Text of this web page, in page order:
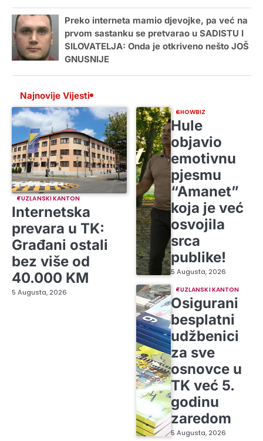
Preko interneta mamio djevojke, pa već na
prvom sastanku se pretvarao u SADISTU I
SILOVATELJA: Onda je otkriveno nešto JOŠ
GNUSNIJE
Najnovije Vijesti
TUZLANSKI KANTON
Internetska
prevara u TK:
Građani ostali
bez više od
40.000 KM
5 Augusta, 2026
SHOWBIZ
Hule
objavio
emotivnu
pjesmu
“Amanet”
koja je već
osvojila
srca
publike!
5 Augusta, 2026
TUZLANSKI KANTON
Osigurani
besplatni
udžbenici
za sve
osnovce u
TK već 5.
godinu
zaredom
5 Augusta, 2026